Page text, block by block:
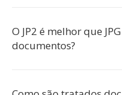
O JP2 é melhor que
documentos?